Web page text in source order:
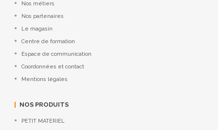
Nos métiers
Nos partenaires
Le magasin
Centre de formation
Espace de communication
Coordonnées et contact
Mentions légales
NOS PRODUITS
PETIT MATERIEL